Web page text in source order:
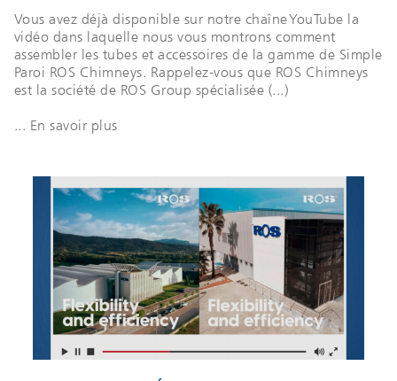
Vous avez déjà disponible sur notre chaîne YouTube la
vidéo dans laquelle nous vous montrons comment
assembler les tubes et accessoires de la gamme de Simple
Paroi ROS Chimneys. Rappelez-vous que ROS Chimneys
est la société de ROS Group spécialisée (...)
... En savoir plus